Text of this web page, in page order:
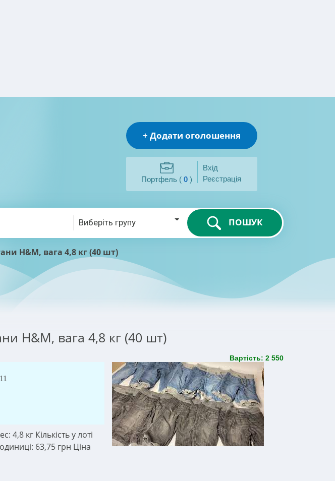
+ Додати оголошення
Портфель ( 0 )
Вхід
Реєстрація
Виберіть групу ПОШУК
H&M, вага 4,8 кг (40 шт)
H&M, вага 4,8 кг (40 шт)
Вартість: 2 550
4,8 кг Кількість у лоті
63,75 грн Ціна